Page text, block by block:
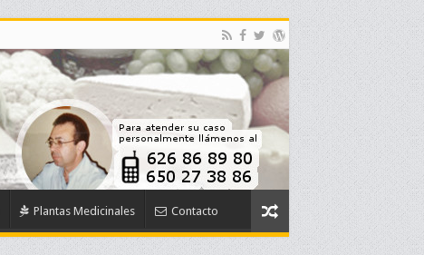
Plantas Medicinales Contacto